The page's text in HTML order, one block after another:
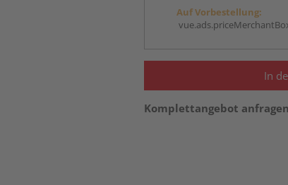
Auf Vorbestellung:
In
Komplettangebot anfragen